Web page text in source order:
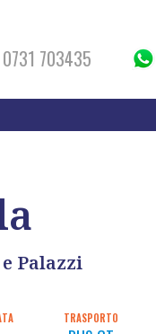
0731 703435
Palazzi
TRASPORTO